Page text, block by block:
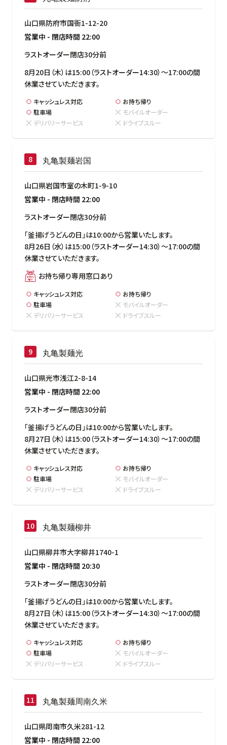
山口県防府市国衙1-12-20
営業中 - 閉店時間 22:00
ラストオーダー閉店30分前
8月20日（木）は15:00（ラストオーダー14:30）～17:00の間
休業させていただきます。
キャッシュレス対応
お持ち帰り
駐車場
モバイルオーダー
デリバリーサービス
ドライブスルー
丸亀製麺岩国
山口県岩国市室の木町1-9-10
営業中 - 閉店時間 22:00
ラストオーダー閉店30分前
「釜揚げうどんの日」は10:00から営業いたします。
8月26日（水）は15:00（ラストオーダー14:30）～17:00の間
休業させていただきます。
お持ち帰り専用窓口あり
キャッシュレス対応
お持ち帰り
駐車場
モバイルオーダー
デリバリーサービス
ドライブスルー
丸亀製麺光
山口県光市浅江2-8-14
営業中 - 閉店時間 22:00
ラストオーダー閉店30分前
「釜揚げうどんの日」は10:00から営業いたします。
8月27日（木）は15:00（ラストオーダー14:30）～17:00の間
休業させていただきます。
キャッシュレス対応
お持ち帰り
駐車場
モバイルオーダー
デリバリーサービス
ドライブスルー
丸亀製麺柳井
山口県柳井市大字柳井1740-1
営業中 - 閉店時間 20:30
ラストオーダー閉店30分前
「釜揚げうどんの日」は10:00から営業いたします。
8月27日（木）は15:00（ラストオーダー14:30）～17:00の間
休業させていただきます。
キャッシュレス対応
お持ち帰り
駐車場
モバイルオーダー
デリバリーサービス
ドライブスルー
丸亀製麺周南久米
山口県周南市久米281-12
営業中 - 閉店時間 22:00